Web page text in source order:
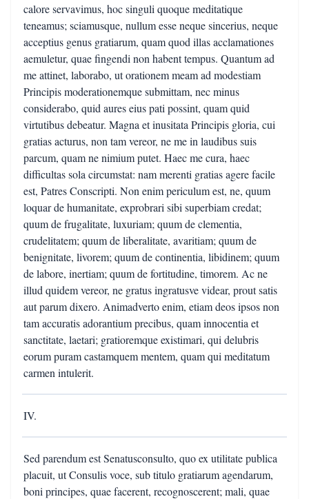
calore servavimus, hoc singuli quoque meditatique
teneamus; sciamusque, nullum esse neque sincerius, neque
acceptius genus gratiarum, quam quod illas acclamationes
aemuletur, quae fingendi non habent tempus. Quantum ad
me attinet, laborabo, ut orationem meam ad modestiam
Principis moderationemque submittam, nec minus
considerabo, quid aures eius pati possint, quam quid
virtutibus debeatur. Magna et inusitata Principis gloria, cui
gratias acturus, non tam vereor, ne me in laudibus suis
parcum, quam ne nimium putet. Haec me cura, haec
difficultas sola circumstat: nam merenti gratias agere facile
est, Patres Conscripti. Non enim periculum est, ne, quum
loquar de humanitate, exprobrari sibi superbiam credat;
quum de frugalitate, luxuriam; quum de clementia,
crudelitatem; quum de liberalitate, avaritiam; quum de
benignitate, livorem; quum de continentia, libidinem; quum
de labore, inertiam; quum de fortitudine, timorem. Ac ne
illud quidem vereor, ne gratus ingratusve videar, prout satis
aut parum dixero. Animadverto enim, etiam deos ipsos non
tam accuratis adorantium precibus, quam innocentia et
sanctitate, laetari; gratioremque existimari, qui delubris
eorum puram castamquem mentem, quam qui meditatum
carmen intulerit.
IV.
Sed parendum est Senatusconsulto, quo ex utilitate publica
placuit, ut Consulis voce, sub titulo gratiarum agendarum,
boni principes, quae facerent, recognoscerent; mali, quae